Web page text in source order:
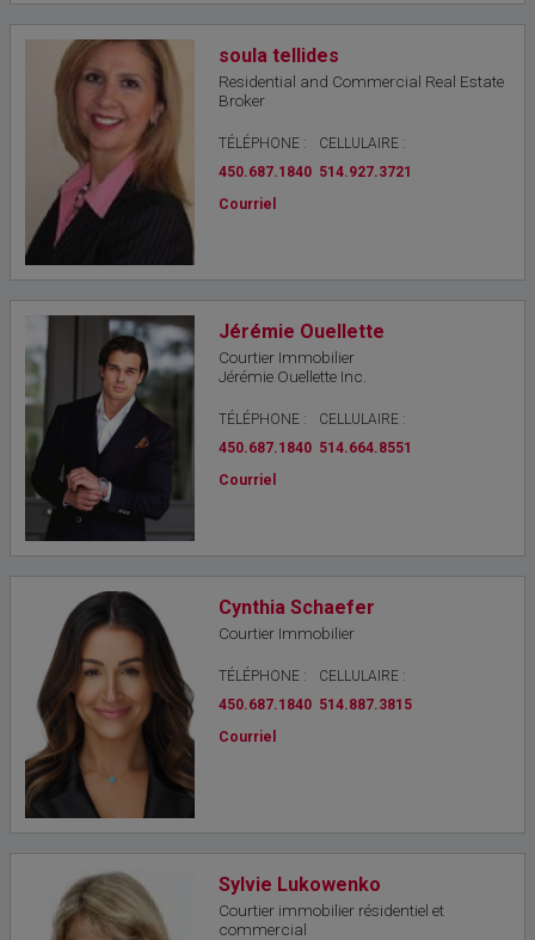
soula tellides
Residential and Commercial Real Estate
Broker
TÉLÉPHONE :
450.687.1840
CELLULAIRE :
514.927.3721
Courriel
Jérémie Ouellette
Courtier Immobilier
Jérémie Ouellette Inc.
TÉLÉPHONE :
450.687.1840
CELLULAIRE :
514.664.8551
Courriel
Cynthia Schaefer
Courtier Immobilier
TÉLÉPHONE :
450.687.1840
CELLULAIRE :
514.887.3815
Courriel
Sylvie Lukowenko
Courtier immobilier résidentiel et
commercial